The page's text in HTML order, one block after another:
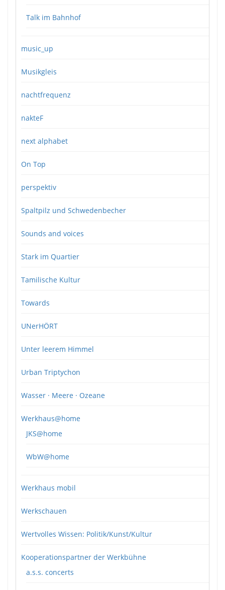
Talk im Bahnhof
music_up
Musikgleis
nachtfrequenz
nakteF
next alphabet
On Top
perspektiv
Spaltpilz und Schwedenbecher
Sounds and voices
Stark im Quartier
Tamilische Kultur
Towards
UNerHÖRT
Unter leerem Himmel
Urban Triptychon
Wasser · Meere · Ozeane
Werkhaus@home
JKS@home
WbW@home
Werkhaus mobil
Werkschauen
Wertvolles Wissen: Politik/Kunst/Kultur
Kooperationspartner der Werkbühne
a.s.s. concerts